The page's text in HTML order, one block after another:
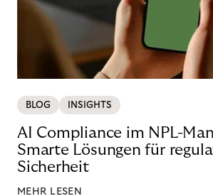
BLOG INSIGHTS
AI Compliance im NPL-
Smarte Lösungen für
Sicherheit
MEHR LESEN